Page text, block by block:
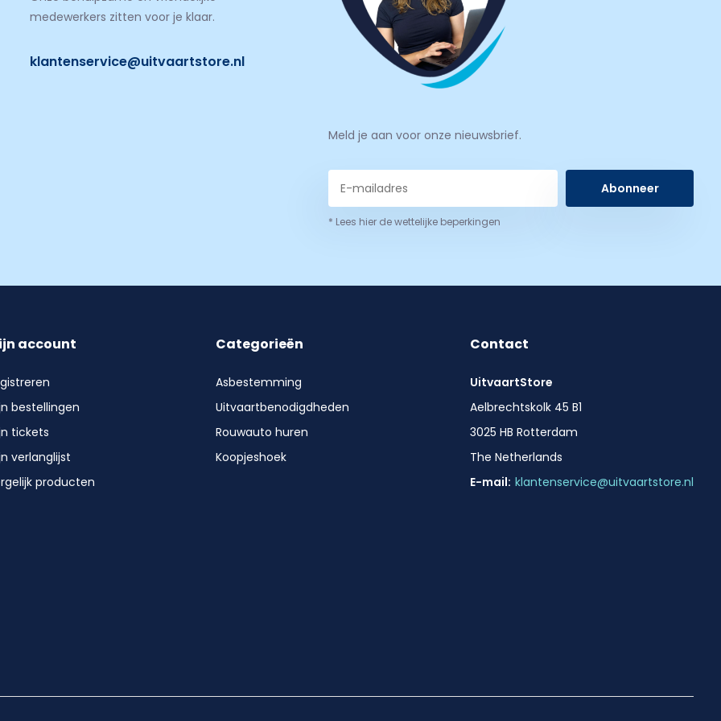
medewerkers zitten voor je klaar.
klantenservice@uitvaartstore.nl
Meld je aan voor onze nieuwsbrief.
Abonneer
* Lees hier de wettelijke beperkingen
account
bestellingen
tickets
verlanglijst
producten
Categorieën
Asbestemming
Uitvaartbenodigdheden
Rouwauto huren
Koopjeshoek
Contact
UitvaartStore
Aelbrechtskolk 45 B1
3025 HB Rotterdam
The Netherlands
E-mail: klantenservice@uitvaartstore.nl